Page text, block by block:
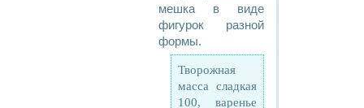
мешка в виде
фигурок разной
формы.
Творожная
масса сладкая
100, варенье